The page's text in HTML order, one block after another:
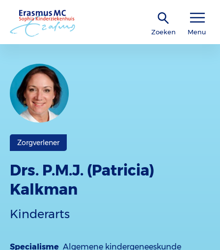
Zoeken Menu
Zorgverlener
Drs. P.M.J. (Patricia)
Kalkman
Kinderarts
Specialisme Algemene kindergeneeskunde